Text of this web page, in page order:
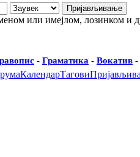
или имејлом, лозинком и
- Граматика - Вокатив -
КалендарТагови